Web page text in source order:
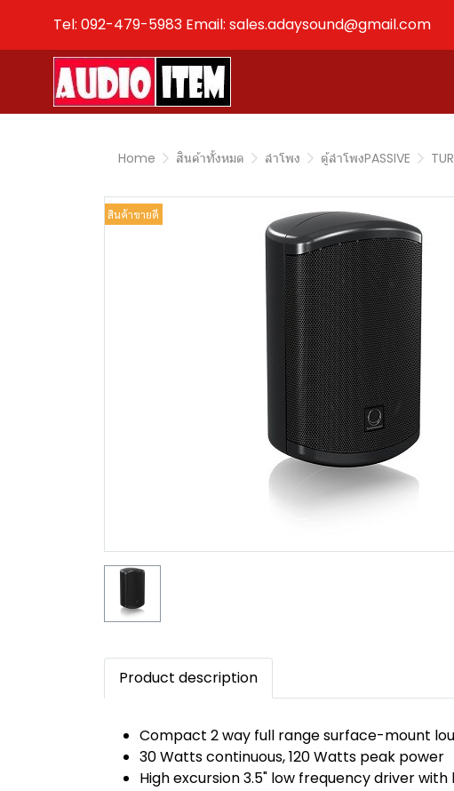
Tel: 092-479-5983 Email: sales.adaysound@gmail.com
Home สินค้าทั้งหมด ลำโพง ตู้ลำโพงPASSIVE
สินค้าขายดี
Product description
Compact 2 way full range surface-mount
30 Watts continuous, 120 Watts peak power
High excursion 3.5" low frequency driver